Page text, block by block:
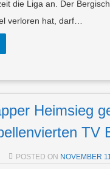
die Liga an. Der
verloren hat, darf…
Heimsieg
TV
POSTED ON NOVEMBER